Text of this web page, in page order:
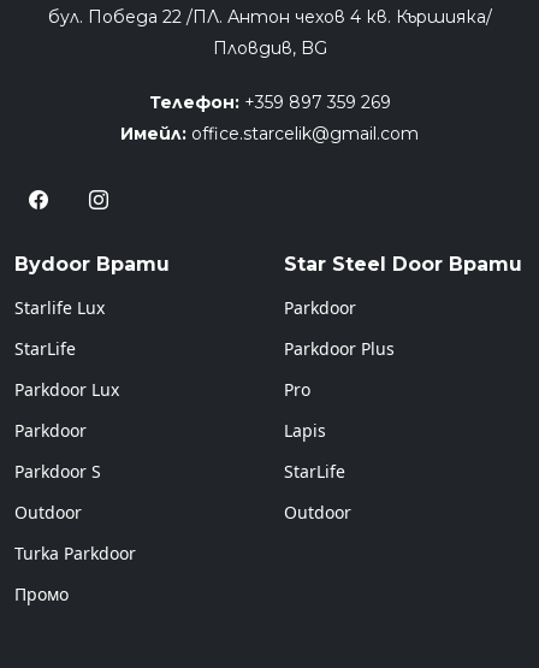
бул. Победа 22 /ПЛ. Антон чехов 4 кв. Кършияка/
Пловдив, BG
Телефон: +359 897 359 269
Имейл: office.starcelik@gmail.com
Bydoor Врати
Starlife Lux
StarLife
Parkdoor Lux
Parkdoor
Parkdoor S
Outdoor
Turka Parkdoor
Промо
Star Steel Door Врати
Parkdoor
Parkdoor Plus
Pro
Lapis
StarLife
Outdoor